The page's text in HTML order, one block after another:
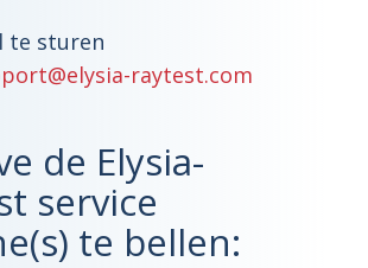
te sturen
raytest.com
de Elysia-
service
te bellen: